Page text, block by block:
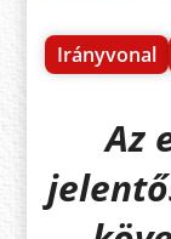
Irányvonal
Az